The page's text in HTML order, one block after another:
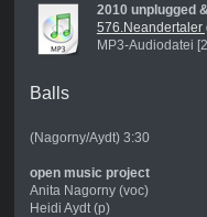
2010 unplugged
576.Neandertaler
MP3-Audiodatei
Balls
(Nagorny/Aydt) 3:30
open music project
Anita Nagorny (voc)
Heidi Aydt (p)